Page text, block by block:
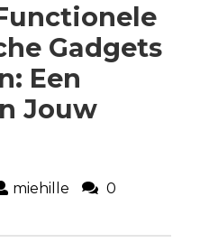
Gadgets
Een
Jouw
miehille
0